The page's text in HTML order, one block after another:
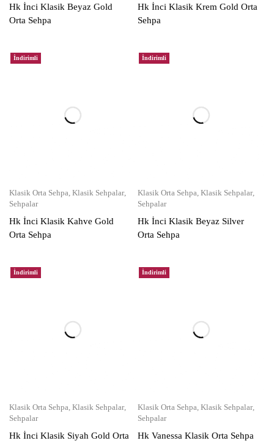
Hk İnci Klasik Beyaz Gold
Orta Sehpa
Hk İnci Klasik Krem Gold Orta
Sehpa
İndirimli
Klasik Orta Sehpa Klasik Sehpalar,
Sehpalar
Hk İnci Klasik Kahve Gold
Orta Sehpa
İndirimli
Klasik Orta Sehpa Klasik Sehpalar,
Sehpalar
Hk İnci Klasik Beyaz Silver
Orta Sehpa
İndirimli
Klasik Orta Sehpa Klasik Sehpalar,
Sehpalar
Hk İnci Klasik Siyah Gold Orta
İndirimli
Klasik Orta Sehpa Klasik Sehpalar,
Sehpalar
Hk Vanessa Klasik Orta Sehpa